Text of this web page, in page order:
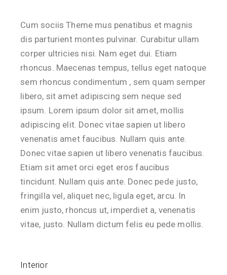
Cum sociis Theme mus penatibus et magnis
dis parturient montes pulvinar. Curabitur ullam
corper ultricies nisi. Nam eget dui. Etiam
rhoncus. Maecenas tempus, tellus eget natoque
sem rhoncus condimentum , sem quam semper
libero, sit amet adipiscing sem neque sed
ipsum. Lorem ipsum dolor sit amet, mollis
adipiscing elit. Donec vitae sapien ut libero
venenatis amet faucibus. Nullam quis ante.
Donec vitae sapien ut libero venenatis faucibus.
Etiam sit amet orci eget eros faucibus
tincidunt. Nullam quis ante. Donec pede justo,
fringilla vel, aliquet nec, ligula eget, arcu. In
enim justo, rhoncus ut, imperdiet a, venenatis
vitae, justo. Nullam dictum felis eu pede mollis.
Interior